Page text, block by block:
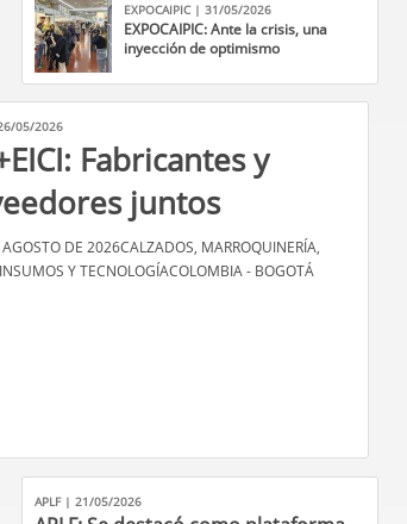
EXPOCAIPIC | 31/05/2026
EXPOCAIPIC: Ante la crisis, una
inyección de optimismo
05/2026
Fabricantes y
juntos
DE 2026CALZADOS, MARROQUINERÍA,
Y TECNOLOGÍA​COLOMBIA - BOGOTÁ
APLF | 21/05/2026